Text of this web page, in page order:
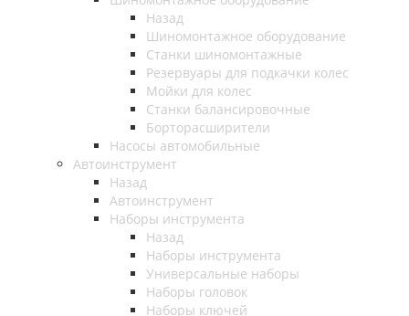
Назад
Шиномонтажное оборудование
Станки шиномонтажные
Резервуары для подкачки колес
Мойки для колес
Станки балансировочные
Борторасширители
Насосы автомобильные
Автоинструмент
Назад
Автоинструмент
Наборы инструмента
Назад
Наборы инструмента
Универсальные наборы
Наборы головок
Наборы ключей